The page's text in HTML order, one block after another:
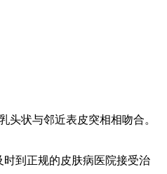
状与邻近表皮突相相吻合。
到正规的皮肤病医院接受治